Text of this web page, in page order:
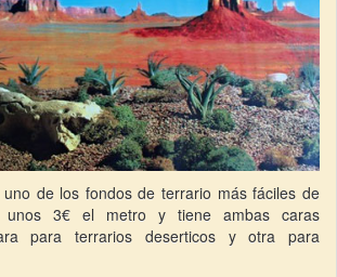
de los fondos de terrario más fáciles de
unos 3€ el metro y tiene ambas caras
para terrarios deserticos y otra para